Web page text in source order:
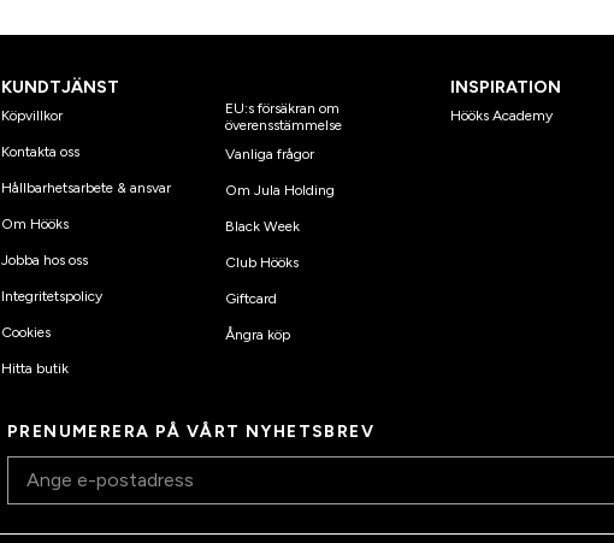
KUNDTJÄNST
Köpvillkor
Kontakta oss
Hållbarhetsarbete & ansvar
Om Hööks
Jobba hos oss
Integritetspolicy
Cookies
Hitta butik
EU:s försäkran om
överensstämmelse
Vanliga frågor
Om Jula Holding
Black Week
Club Hööks
Giftcard
Ångra köp
INSPIRATION
Hööks Academy
PRENUMERERA PÅ VÅRT NYHETSBREV